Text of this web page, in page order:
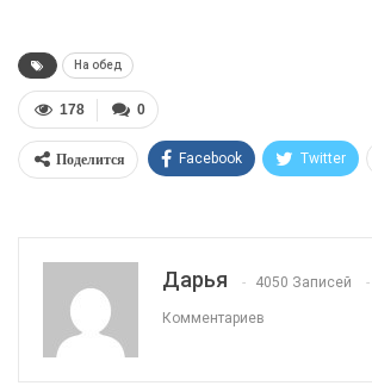
На обед
0
178
Поделится Facebook Twitter
Дарья 4050 Записей
Комментариев